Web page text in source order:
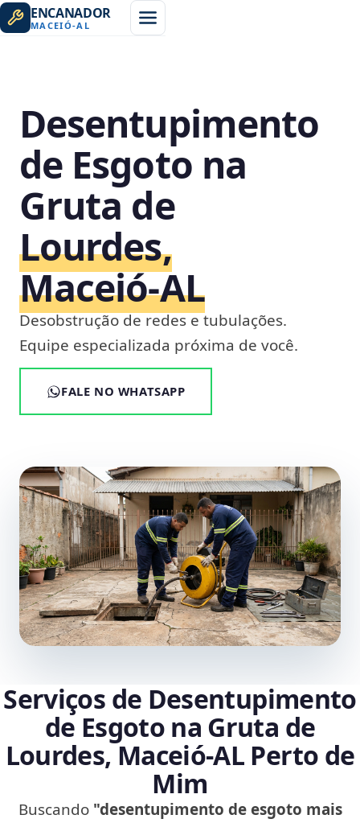
ENCANADOR
MACEIÓ-AL
Desentupimento
de Esgoto na
Gruta de
Lourdes,
Maceió‑AL
Desobstrução de redes e tubulações.
Equipe especializada próxima de você.
FALE NO WHATSAPP
Serviços de Desentupimento
de Esgoto na Gruta de
Lourdes, Maceió‑AL Perto de
Mim
Buscando "desentupimento de esgoto mais